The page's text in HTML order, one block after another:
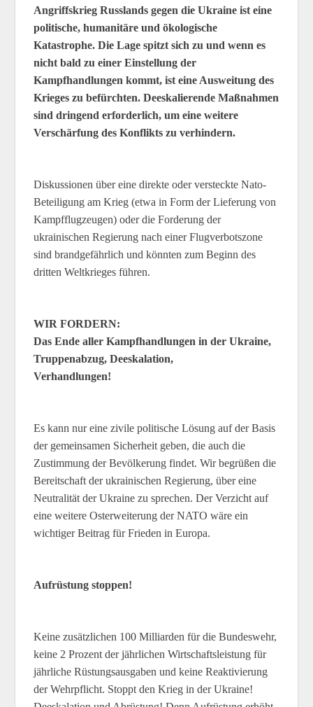
Angriffskrieg Russlands gegen die Ukraine ist eine
politische, humanitäre und ökologische
Katastrophe. Die Lage spitzt sich zu und wenn es
nicht bald zu einer Einstellung der
Kampfhandlungen kommt, ist eine Ausweitung des
Krieges zu befürchten. Deeskalierende Maßnahmen
sind dringend erforderlich, um eine weitere
Verschärfung des Konflikts zu verhindern.
Diskussionen über eine direkte oder versteckte Nato-
Beteiligung am Krieg (etwa in Form der Lieferung von
Kampfflugzeugen) oder die Forderung der
ukrainischen Regierung nach einer Flugverbotszone
sind brandgefährlich und könnten zum Beginn des
dritten Weltkrieges führen.
WIR FORDERN:
Das Ende aller Kampfhandlungen in der Ukraine,
Truppenabzug, Deeskalation,
Verhandlungen!
Es kann nur eine zivile politische Lösung auf der Basis
der gemeinsamen Sicherheit geben, die auch die
Zustimmung der Bevölkerung findet. Wir begrüßen die
Bereitschaft der ukrainischen Regierung, über eine
Neutralität der Ukraine zu sprechen. Der Verzicht auf
eine weitere Osterweiterung der NATO wäre ein
wichtiger Beitrag für Frieden in Europa.
Aufrüstung stoppen!
Keine zusätzlichen 100 Milliarden für die Bundeswehr,
keine 2 Prozent der jährlichen Wirtschaftsleistung für
jährliche Rüstungsausgaben und keine Reaktivierung
der Wehrpflicht. Stoppt den Krieg in der Ukraine!